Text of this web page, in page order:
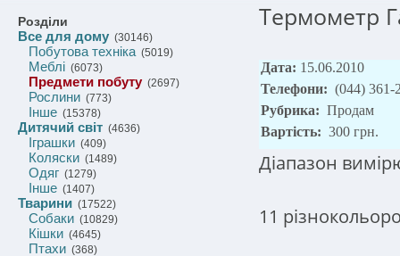
Розділи
Все для дому (30146)
Побутова техніка(5019)
Меблі (6073)
Предмети побуту (2697)
Рослини (773)
Інше (15378)
Дитячий світ (4636)
Іграшки (409)
Коляски (1489)
Одяг (1279)
Інше (1407)
Тварини (17522)
Собаки (10829)
Кішки (4645)
Птахи (368)
Термометр
Дата: 15.06.2010
Телефони: (044) 361-
Рубрика: Продам
Вартість: 300 грн.
Діапазон
11